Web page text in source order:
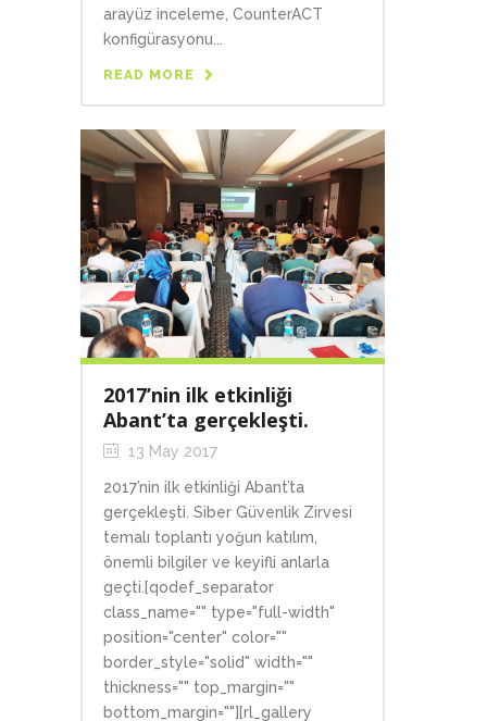
arayüz inceleme, CounterACT
konfigürasyonu...
READ MORE
2017’nin ilk etkinliği
Abant’ta gerçekleşti.
13 May 2017
2017’nin ilk etkinliği Abant’ta
gerçekleşti. Siber Güvenlik Zirvesi
temalı toplantı yoğun katılım,
önemli bilgiler ve keyifli anlarla
geçti.[qodef_separator
class_name="" type="full-width"
position="center" color=""
border_style="solid" width=""
thickness="" top_margin=""
bottom_margin=""][rl_gallery